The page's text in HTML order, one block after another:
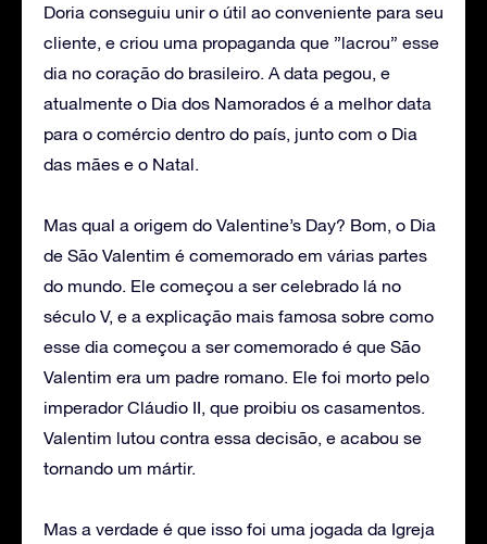
Doria conseguiu unir o útil ao conveniente para seu
cliente, e criou uma propaganda que ”lacrou” esse
dia no coração do brasileiro. A data pegou, e
atualmente o Dia dos Namorados é a melhor data
para o comércio dentro do país, junto com o Dia
das mães e o Natal.
Mas qual a origem do Valentine’s Day? Bom, o Dia
de São Valentim é comemorado em várias partes
do mundo. Ele começou a ser celebrado lá no
século V, e a explicação mais famosa sobre como
esse dia começou a ser comemorado é que São
Valentim era um padre romano. Ele foi morto pelo
imperador Cláudio II, que proibiu os casamentos.
Valentim lutou contra essa decisão, e acabou se
tornando um mártir.
Mas a verdade é que isso foi uma jogada da Igreja